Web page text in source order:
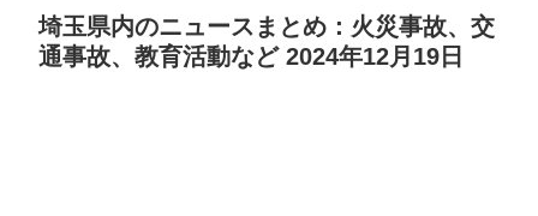
埼玉県内のニュースまとめ：火災事故、交
通事故、教育活動など 2024年12月19日